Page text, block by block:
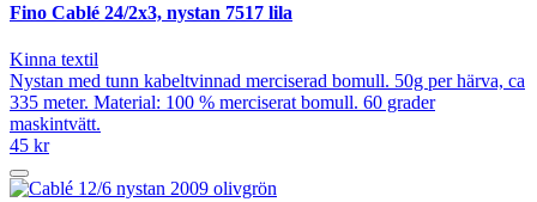
Fino Cablé 24/2x3, nystan 7517 lila
Kinna textil
Nystan med tunn kabeltvinnad merciserad bomull. 50g per härva, ca
335 meter. Material: 100 % merciserat bomull. 60 grader
maskintvätt.
45 kr